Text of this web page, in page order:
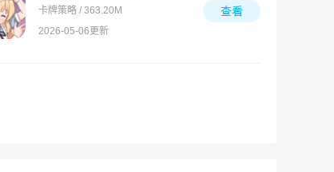
卡牌策略 / 363.20M
2026-05-06更新
查看